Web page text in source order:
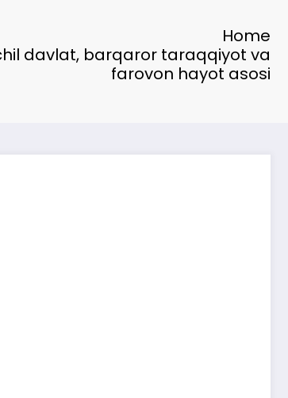
Home
davlat, barqaror taraqqiyot va
farovon hayot asosi